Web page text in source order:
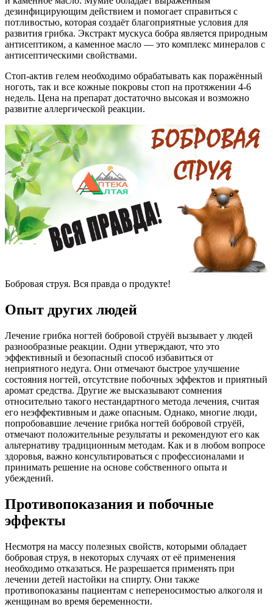
дезинфицирующим действием и помогает справиться с
потливостью, которая создаёт благоприятные условия для
развития грибка. Экстракт мускуса бобра является природным
антисептиком, а каменное масло — это комплекс минералов с
антисептическими свойствами.
Стоп-актив гелем необходимо обрабатывать как поражённый
ноготь, так и все кожные покровы стоп на протяжении 4-6
недель. Цена на препарат достаточно высокая и возможно
развитие аллергической реакции.
Бобровая струя. Вся правда о продукте!
Опыт других людей
Лечение грибка ногтей бобровой струёй вызывает у людей
разнообразные реакции. Одни утверждают, что это
эффективный и безопасный способ избавиться от
неприятного недуга. Они отмечают быстрое улучшение
состояния ногтей, отсутствие побочных эффектов и приятный
аромат средства. Другие же высказывают сомнения
относительно такого нестандартного метода лечения, считая
его неэффективным и даже опасным. Однако, многие люди,
попробовавшие лечение грибка ногтей бобровой струёй,
отмечают положительные результаты и рекомендуют его как
альтернативу традиционным методам. Как и в любом вопросе
здоровья, важно консультироваться с профессионалами и
принимать решение на основе собственного опыта и
убеждений.
Противопоказания и побочные
эффекты
Несмотря на массу полезных свойств, которыми обладает
бобровая струя, в некоторых случаях от её применения
необходимо отказаться. Не разрешается применять при
лечении детей настойки на спирту. Они также
противопоказаны пациентам с непереносимостью алкоголя и
женщинам во время беременности.